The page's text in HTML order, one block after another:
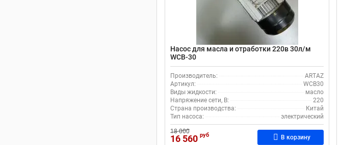
Насос для масла и отработки 220в 30л/м
WCB-30
Производитель:
ARTAZ
Артикул:
WCB30
Виды жидкости:
масло
Напряжение сети, В:
220
Страна производства:
Китай
Тип насоса:
электрический
18 000
16 560 руб В корзину